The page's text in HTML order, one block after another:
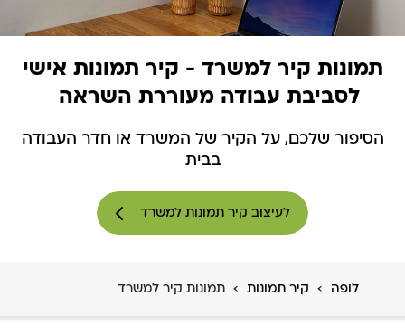
תמונות קיר למשרד - קיר תמונות אישי
לסביבת עבודה מעוררת השראה
הסיפור שלכם, על הקיר של המשרד או חדר העבודה
בבית
לעיצוב קיר תמונות למשרד
לופה › קיר תמונות › תמונות קיר למשרד